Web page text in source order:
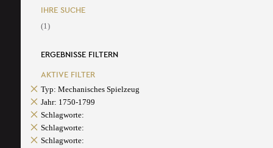
IHRE SUCHE
(1)
ERGEBNISSE FILTERN
AKTIVE FILTER
Typ: Mechanisches Spielzeug
Jahr: 1750-1799
Schlagworte:
Schlagworte:
Schlagworte: